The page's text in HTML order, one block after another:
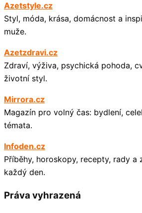
Azetstyle.cz
Styl, móda, krása, domácnost a
muže.
Azetzdravi.cz
Zdraví, výživa, psychická pohoda,
životní styl.
Mirrora.cz
Magazín pro volný čas: bydlení,
témata.
Infoden.cz
Příběhy, horoskopy, recepty, rady a
každý den.
Práva vyhrazená